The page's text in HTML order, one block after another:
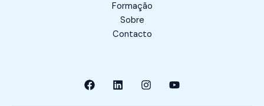
Formação
Sobre
Contacto